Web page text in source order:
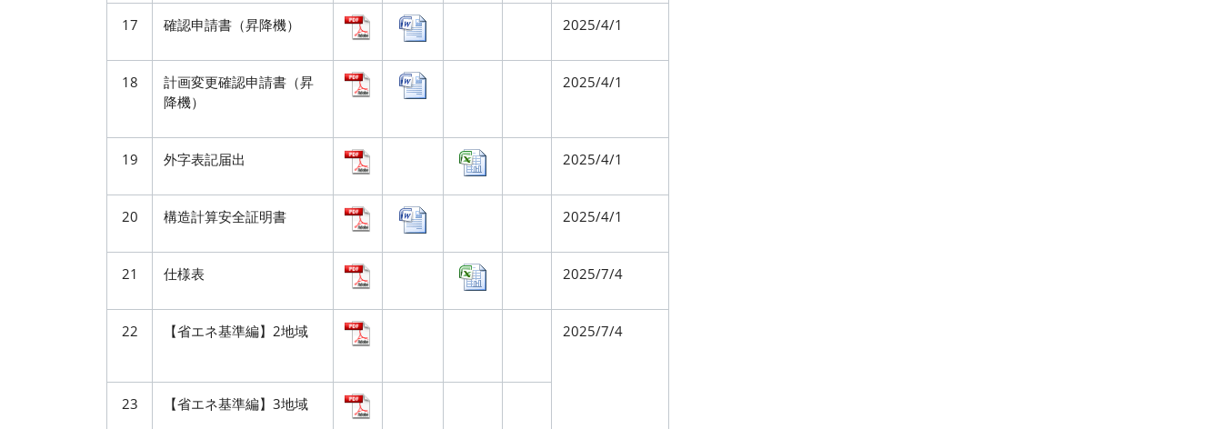
17 確認申請書（昇降機） 2025/4/1
18
計画変更確認申請書（昇
降機）
2025/4/1
19 外字表記届出 2025/4/1
20 構造計算安全証明書 2025/4/1
21 仕様表 2025/7/4
22 【省エネ基準編】2地域 2025/7/4
23 【省エネ基準編】3地域